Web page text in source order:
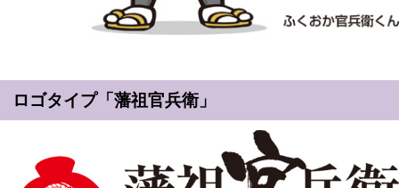
ロゴタイプ「藩祖官兵衛」